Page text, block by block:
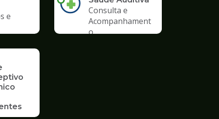
e
Consulta e
Acompanhament
o